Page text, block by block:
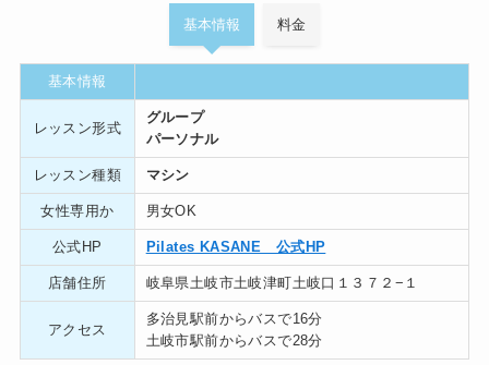
基本情報 料金
基本情報
レッスン形式
グループ
パーソナル
レッスン種類 マシン
女性専用か 男女OK
公式HP Pilates KASANE 公式HP
店舗住所 岐阜県土岐市土岐津町土岐口１３７２−１
アクセス
多治見駅前からバスで16分
土岐市駅前からバスで28分